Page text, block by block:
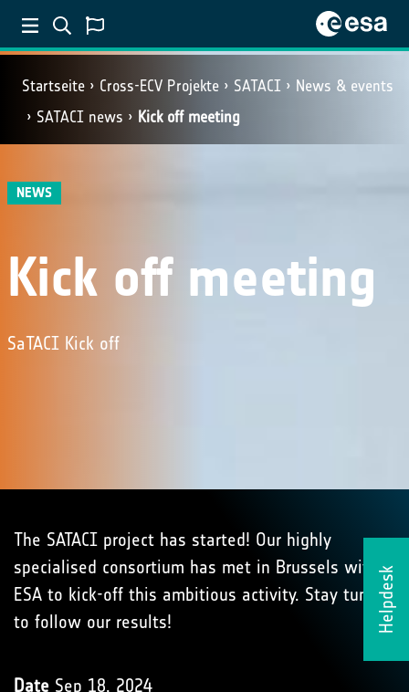
Startseite Cross-ECV Projekte SATACI
News & events
SATACI news
Kick off meeting
Helpdesk
NEWS
Kick off meeting
SaTACI Kick off
The SATACI project has started! Our highly
specialised consortium has met in Brussels with
ESA to kick-off this ambitious activity. Stay tuned
to follow our results!
Date Sep 18, 2024